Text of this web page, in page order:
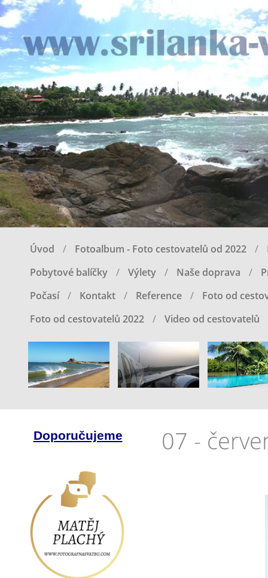
Úvod Fotoalbum - Foto cestovatelů od 2022
Pobytové balíčky
Výlety Naše doprava
Počasí
Kontakt Reference
Foto od
Foto od cestovatelů 2022
Video od cestovatelů
07 -
Doporučujeme